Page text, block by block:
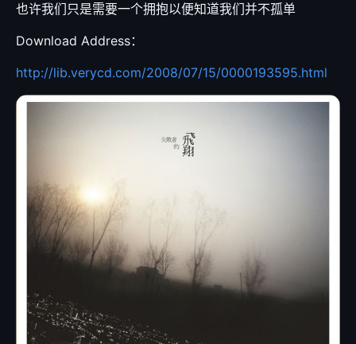
也许我们只是需要一个拥抱以便知道我们并不孤单
Download Address：
http://lib.verycd.com/2008/07/15/0000193595.html